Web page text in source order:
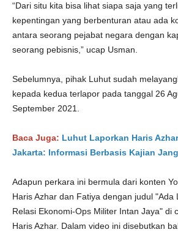
“Dari situ kita bisa lihat siapa saja yang
kepentingan yang berbenturan atau ada
antara seorang pejabat negara dengan
seorang pebisnis,” ucap Usman.
Sebelumnya, pihak Luhut sudah
kepada kedua terlapor pada tanggal 26
September 2021.
Baca Juga: Luhut Laporkan Haris
Jakarta: Informasi Berbasis Kajian
Adapun perkara ini bermula dari konten
Haris Azhar dan Fatiya dengan judul "Ada
Relasi Ekonomi-Ops Militer Intan Jaya" di
Haris Azhar. Dalam video ini disebutkan